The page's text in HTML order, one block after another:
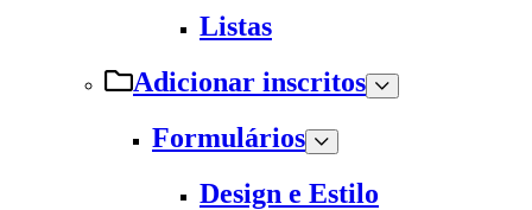
Listas
Adicionar inscritos
Formulários
Design e Estilo